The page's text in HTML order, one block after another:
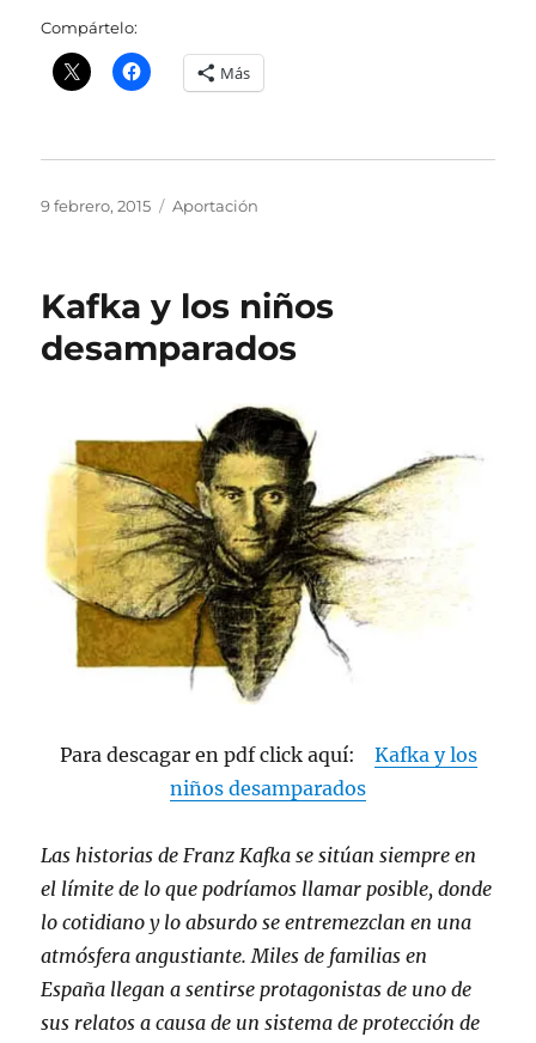
Compártelo:
Más
Publicado
9 febrero, 2015 Categorías
Aportación
Kafka y los niños
desamparados
Para descagar en pdf click aquí: Kafka y los
niños desamparados
Las historias de Franz Kafka se sitúan siempre en
el límite de lo que podríamos llamar posible, donde
lo cotidiano y lo absurdo se entremezclan en una
atmósfera angustiante. Miles de familias en
España llegan a sentirse protagonistas de uno de
sus relatos a causa de un sistema de protección de